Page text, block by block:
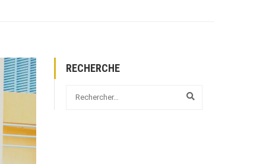
RECHERCHE